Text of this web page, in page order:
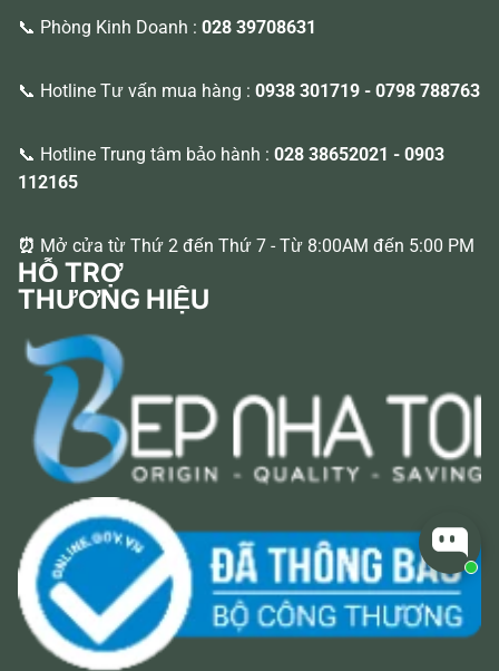
📞 Phòng Kinh Doanh : 028 39708631
📞 Hotline Tư vấn mua hàng : 0938 301719 - 0798 788763
📞 Hotline Trung tâm bảo hành : 028 38652021 - 0903
112165
⏰ Mở cửa từ Thứ 2 đến Thứ 7 - Từ 8:00AM đến 5:00 PM
HỖ TRỢ
THƯƠNG HIỆU